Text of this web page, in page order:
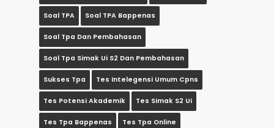
Soal TPA Soal TPA Bappenas
Soal Tpa Dan Pembahasan
Soal Tpa Simak Ui S2 Dan Pembahasan
Sukses Tpa Tes Intelegensi Umum Cpns
Tes Potensi Akademik Tes Simak S2 Ui
Tes Tpa Bappenas Tes Tpa Online